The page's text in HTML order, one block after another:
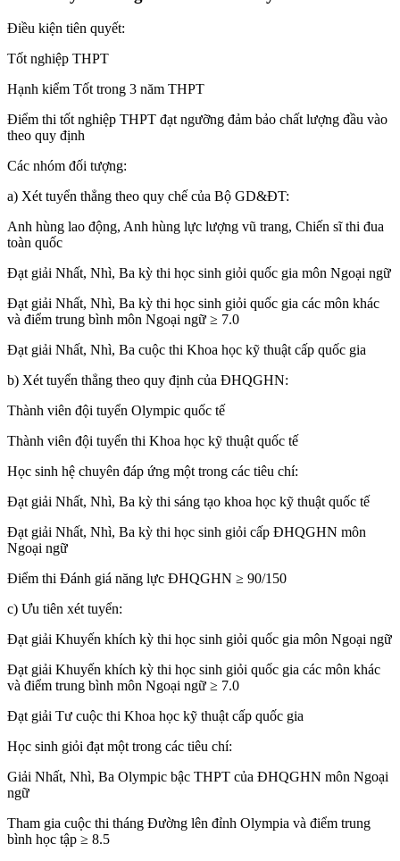
Điều kiện tiên quyết:
Tốt nghiệp THPT
Hạnh kiểm Tốt trong 3 năm THPT
Điểm thi tốt nghiệp THPT đạt ngưỡng đảm bảo chất lượng đầu vào
theo quy định
Các nhóm đối tượng:
a) Xét tuyển thẳng theo quy chế của Bộ GD&ĐT:
Anh hùng lao động, Anh hùng lực lượng vũ trang, Chiến sĩ thi đua
toàn quốc
Đạt giải Nhất, Nhì, Ba kỳ thi học sinh giỏi quốc gia môn Ngoại ngữ
Đạt giải Nhất, Nhì, Ba kỳ thi học sinh giỏi quốc gia các môn khác
và điểm trung bình môn Ngoại ngữ ≥ 7.0
Đạt giải Nhất, Nhì, Ba cuộc thi Khoa học kỹ thuật cấp quốc gia
b) Xét tuyển thẳng theo quy định của ĐHQGHN:
Thành viên đội tuyển Olympic quốc tế
Thành viên đội tuyển thi Khoa học kỹ thuật quốc tế
Học sinh hệ chuyên đáp ứng một trong các tiêu chí:
Đạt giải Nhất, Nhì, Ba kỳ thi sáng tạo khoa học kỹ thuật quốc tế
Đạt giải Nhất, Nhì, Ba kỳ thi học sinh giỏi cấp ĐHQGHN môn
Ngoại ngữ
Điểm thi Đánh giá năng lực ĐHQGHN ≥ 90/150
c) Ưu tiên xét tuyển:
Đạt giải Khuyến khích kỳ thi học sinh giỏi quốc gia môn Ngoại ngữ
Đạt giải Khuyến khích kỳ thi học sinh giỏi quốc gia các môn khác
và điểm trung bình môn Ngoại ngữ ≥ 7.0
Đạt giải Tư cuộc thi Khoa học kỹ thuật cấp quốc gia
Học sinh giỏi đạt một trong các tiêu chí:
Giải Nhất, Nhì, Ba Olympic bậc THPT của ĐHQGHN môn Ngoại
ngữ
Tham gia cuộc thi tháng Đường lên đỉnh Olympia và điểm trung
bình học tập ≥ 8.5